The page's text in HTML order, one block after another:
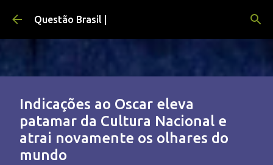
Pular para o conteúdo principal
Questão Brasil |
Indicações ao Oscar eleva
patamar da Cultura Nacional e
atrai novamente os olhares do
mundo